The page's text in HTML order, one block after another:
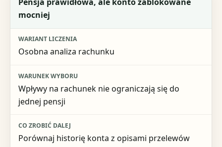
mocniej
Osobna analiza rachunku
Wpływy na rachunek nie ograniczają się do
jednej pensji
Porównaj historię konta z opisami przelewów